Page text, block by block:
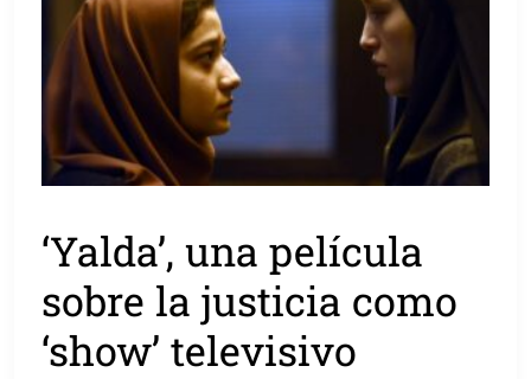
‘Yalda’, una película
sobre la justicia como
‘show’ televisivo